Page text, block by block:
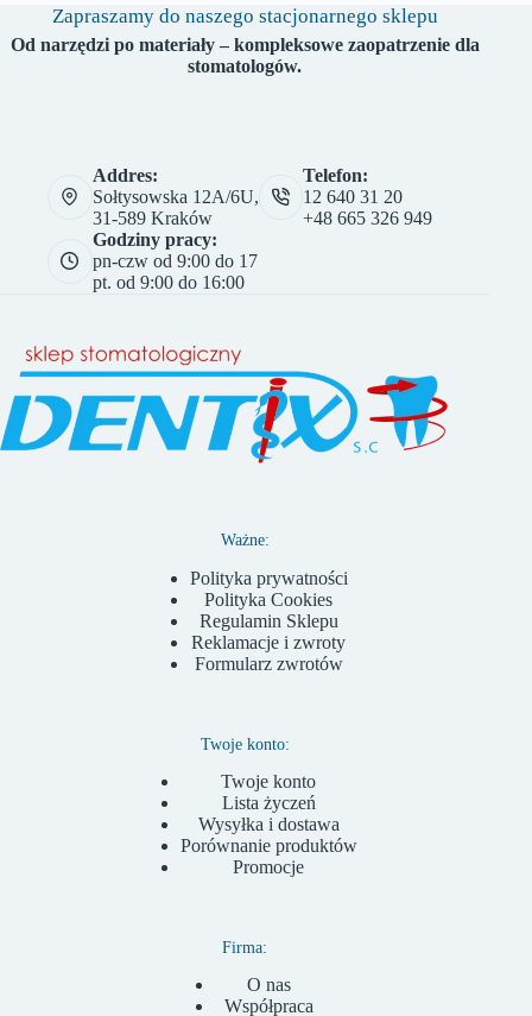
Zapraszamy do naszego stacjonarnego sklepu
Od narzędzi po materiały – kompleksowe zaopatrzenie dla
stomatologów.
Addres:
Sołtysowska 12A/6U,
31-589 Kraków
Telefon:
12 640 31 20
+48 665 326 949
Godziny pracy:
pn-czw od 9:00 do 17
pt. od 9:00 do 16:00
Ważne:
Polityka prywatności
Polityka Cookies
Regulamin Sklepu
Reklamacje i zwroty
Formularz zwrotów
Twoje konto:
Twoje konto
Lista życzeń
Wysyłka i dostawa
Porównanie produktów
Promocje
Firma:
O nas
Współpraca